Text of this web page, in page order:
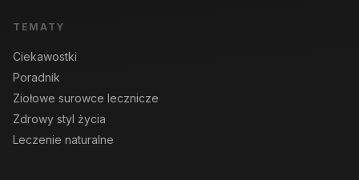
TEMATY
Ciekawostki
Poradnik
Ziołowe surowce lecznicze
Zdrowy styl życia
Leczenie naturalne